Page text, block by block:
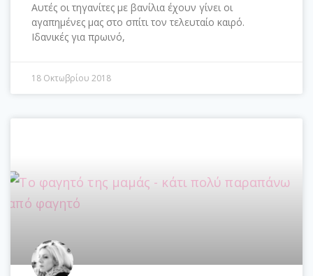
Αυτές οι τηγανίτες με βανίλια έχουν γίνει οι
αγαπημένες μας στο σπίτι τον τελευταίο καιρό.
Ιδανικές για πρωινό,
18 Οκτωβρίου 2018